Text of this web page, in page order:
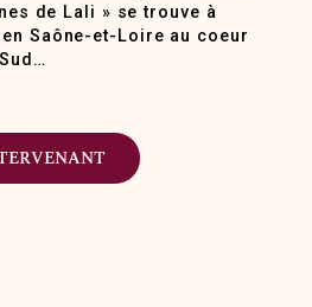
de Lali » se trouve à
Saône-et-Loire au coeur